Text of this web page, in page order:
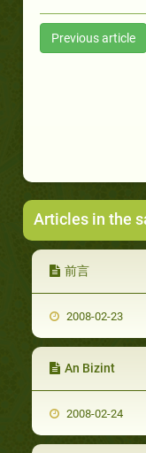
Previous article
Articles in the
前言
2008-02-23
An Bizint
2008-02-24